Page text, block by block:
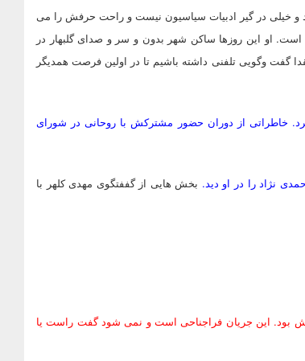
و خیلی در گیر ادبیات سیاسیون نیست و راحت حرفش را می
او این روزها ساکن شهر بدون و سر و صدای گلبهار در
گفت وگویی تلفنی داشته باشیم تا در اولین فرصت همدیگر
خاطراتی از دوران حضور مشترکش با روحانی در شورای
نژاد را در او دید. بخش هایی از گففتگوی مهدی کلهر با
برنده انتخابات آن 75 درصد اکثریت خاموش بود. این جریان فراجناحی است و نمی شود گفت راست یا